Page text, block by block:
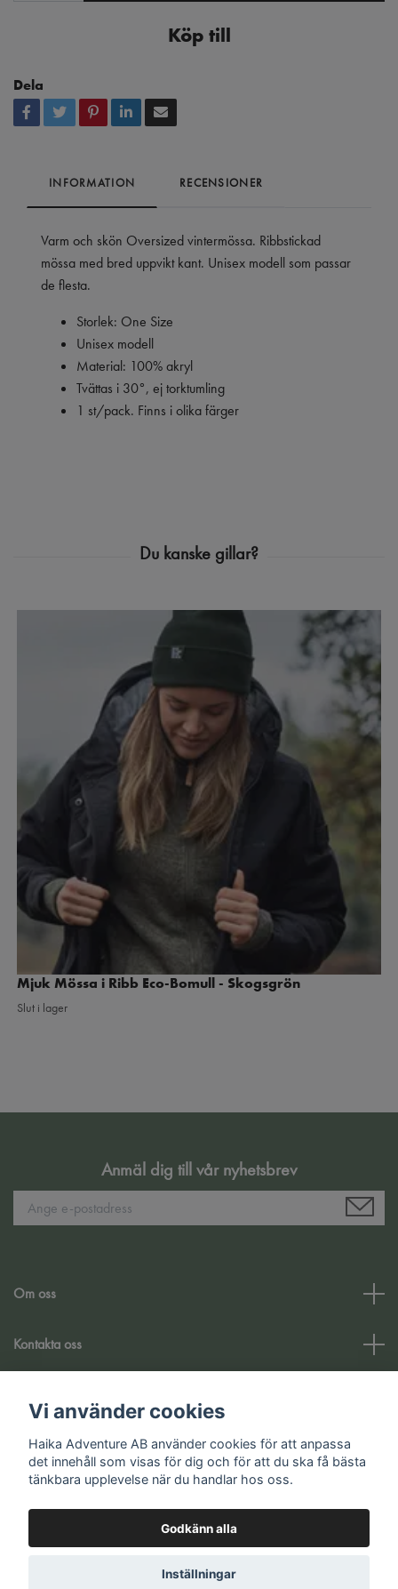
Köp till
Dela
INFORMATION RECENSIONER
Varm och skön Oversized vintermössa. Ribbstickad
mössa med bred uppvikt kant. Unisex modell som passar
de flesta.
Storlek: One Size
Unisex modell
Material: 100% akryl
Tvättas i 30°, ej torktumling
1 st/pack. Finns i olika färger
Mjuk Mössa i Ribb Eco-Bomull - Skogsgrön
Slut i lager
Anmäl dig till vår nyhetsbrev
Om oss
Kontakta oss
Sociala medier
© 2026 Haika Adventure AB
Vi använder cookies
Haika Adventure AB använder cookies för att anpassa
det innehåll som visas för dig och för att du ska få bästa
tänkbara upplevelse när du handlar hos oss.
Godkänn alla
Inställningar